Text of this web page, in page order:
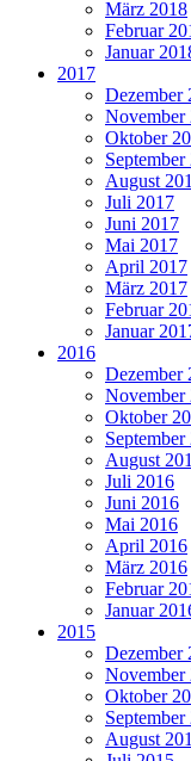
März 2018
Februar
Januar
2017
Dezember
November
Oktober
September
August
Juli 2017
Juni 2017
Mai 2017
April 2017
März 2017
Februar
Januar
2016
Dezember
November
Oktober
September
August
Juli 2016
Juni 2016
Mai 2016
April 2016
März 2016
Februar
Januar
2015
Dezember
November
Oktober
September
August